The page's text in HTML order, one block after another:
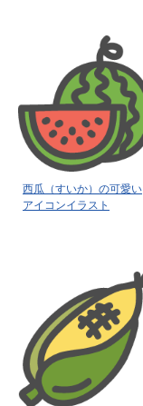
西瓜（すいか）の可愛い
アイコンイラスト